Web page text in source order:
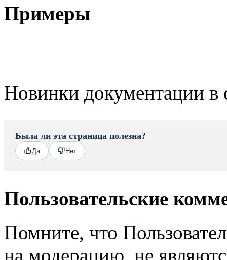
Примеры
Новинки документации в
Была ли эта страница полезна?
Да Нет
Пользовательские
Помните, что
на модерацию, не